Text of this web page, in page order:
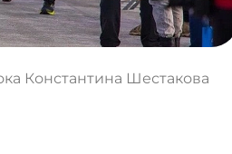
Константина Шестакова